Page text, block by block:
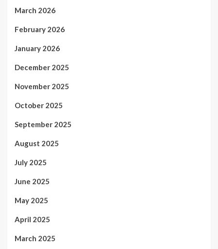
March 2026
February 2026
January 2026
December 2025
November 2025
October 2025
September 2025
August 2025
July 2025
June 2025
May 2025
April 2025
March 2025